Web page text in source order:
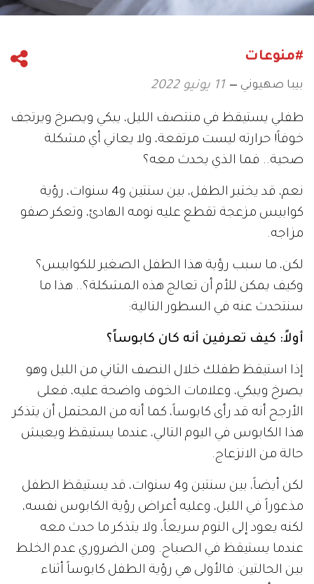
#منوعات
بيبا صهيوني 11 يونيو 2022
طفلي يستيقظ في منتصف الليل، يبكي ويصرخ ويرتجف
خوفاً! حرارته ليست مرتفعة، ولا يعاني أي مشكلة
صحية.. فما الذي يحدث معه؟
نعم، قد يختبر الطفل، بين سنتين و4 سنوات، رؤية
كوابيس مزعجة تقطع عليه نومه الهادئ، وتعكر صفو
مزاجه.
لكن، ما سبب رؤية هذا الطفل الصغير للكوابيس؟
وكيف يمكن للأم أن تعالج هذه المشكلة؟.. هذا ما
سنتحدث عنه في السطور التالية:
أولاً: كيف تعرفين أنه كان كابوساً؟
إذا استيقظ طفلك خلال النصف الثاني من الليل وهو
يصرخ ويبكي، وعلامات الخوف واضحة عليه، فعلى
الأرجح أنه قد رأى كابوساً، كما أنه من المحتمل أن يتذكر
هذا الكابوس في اليوم التالي، عندما يستيقظ ويعيش
حالة من الانزعاج.
لكن أيضاً، بين سنتين و4 سنوات، قد يستيقظ الطفل
مذعوراً في الليل، وعليه أعراض رؤية الكابوس نفسه،
لكنه يعود إلى النوم سريعاً، ولا يتذكر ما حدث معه
عندما يستيقظ في الصباح. ومن الضروري عدم الخلط
بين الحالتين: فالأولى هي رؤية الطفل كابوساً أثناء